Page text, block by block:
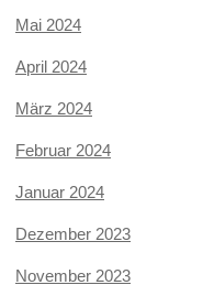
Mai 2024
April 2024
März 2024
Februar 2024
Januar 2024
Dezember 2023
November 2023